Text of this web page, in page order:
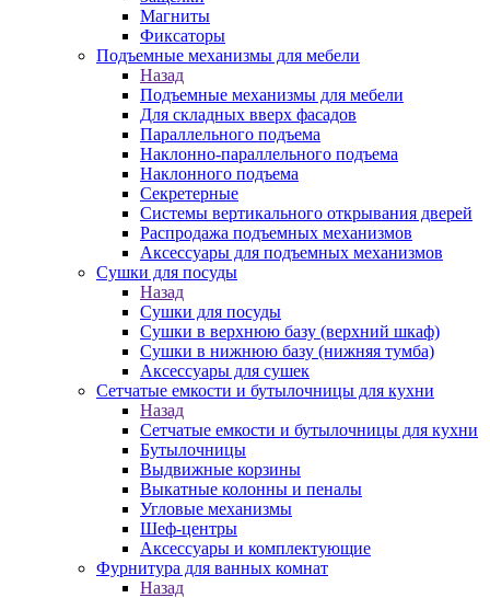
Магниты
Фиксаторы
Подъемные механизмы для мебели
Назад
Подъемные механизмы для мебели
Для складных вверх фасадов
Параллельного подъема
Наклонно-параллельного подъема
Наклонного подъема
Секретерные
Системы вертикального открывания дверей
Распродажа подъемных механизмов
Аксессуары для подъемных механизмов
Сушки для посуды
Назад
Сушки для посуды
Сушки в верхнюю базу (верхний шкаф)
Сушки в нижнюю базу (нижняя тумба)
Аксессуары для сушек
Сетчатые емкости и бутылочницы для кухни
Назад
Сетчатые емкости и бутылочницы для кухни
Бутылочницы
Выдвижные корзины
Выкатные колонны и пеналы
Угловые механизмы
Шеф-центры
Аксессуары и комплектующие
Фурнитура для ванных комнат
Назад